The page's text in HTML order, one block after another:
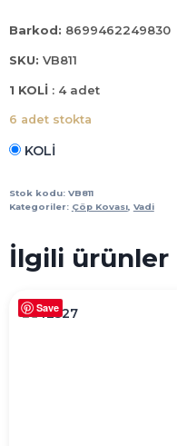
Barkod: 8699462249830
SKU: VB811
1 KOLİ : 4 adet
6 adet stokta
KOLİ
LİFE
ÇÖP
12
LT
Stok kodu: VB811
Kategoriler: Çöp Kovası, Vadi
İlgili ürünler
Save